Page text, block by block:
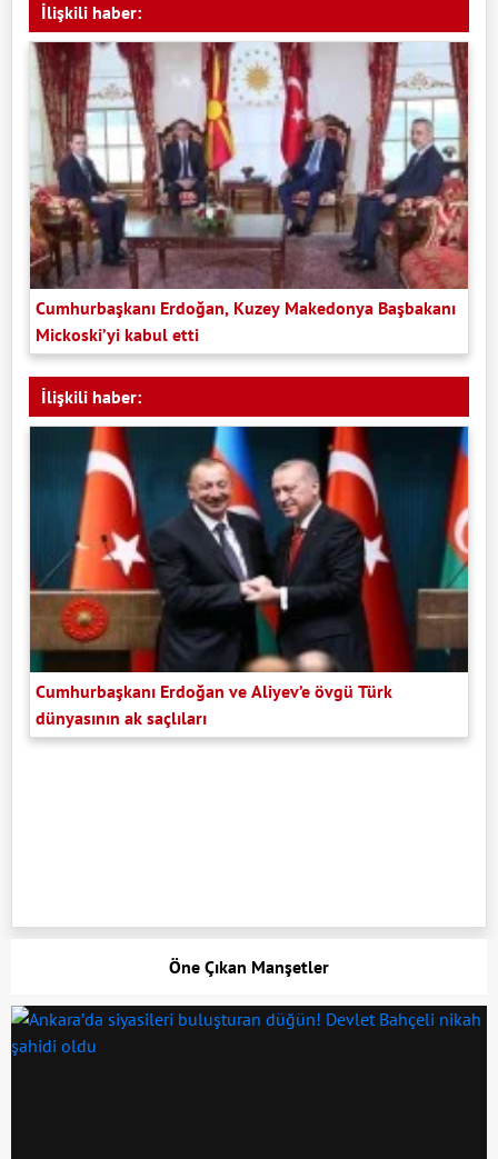
İlişkili haber:
Cumhurbaşkanı Erdoğan, Kuzey Makedonya Başbakanı
Mickoski’yi kabul etti
İlişkili haber:
Cumhurbaşkanı Erdoğan ve Aliyev’e övgü Türk
dünyasının ak saçlıları
Öne Çıkan Manşetler